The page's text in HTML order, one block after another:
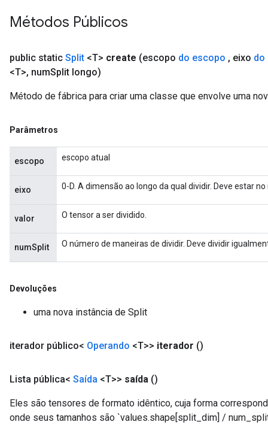
Métodos Públicos
public static Split <T> create (escopo do escopo , eixo do
<T>, numSplit longo)
Método de fábrica para criar uma classe que envolve uma
Parâmetros
escopo escopo atual
eixo 0-D. A dimensão ao longo da qual dividir. Deve estar
valor O tensor a ser dividido.
numSplit O número de maneiras de dividir. Deve dividir
Devoluções
uma nova instância de Split
iterador público< Operando <T>> iterador ()
Lista pública< Saída <T>> saída ()
Eles são tensores de formato idêntico, cuja forma
onde seus tamanhos são `values.shape[split_dim] /